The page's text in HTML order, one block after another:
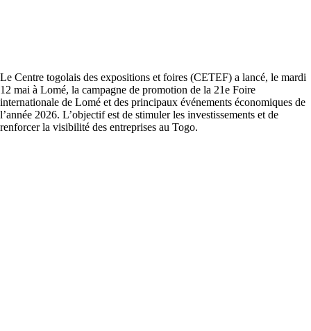
Le Centre togolais des expositions et foires (CETEF) a lancé, le mardi
12 mai à Lomé, la campagne de promotion de la 21e Foire
internationale de Lomé et des principaux événements économiques de
l’année 2026. L’objectif est de stimuler les investissements et de
renforcer la visibilité des entreprises au Togo.